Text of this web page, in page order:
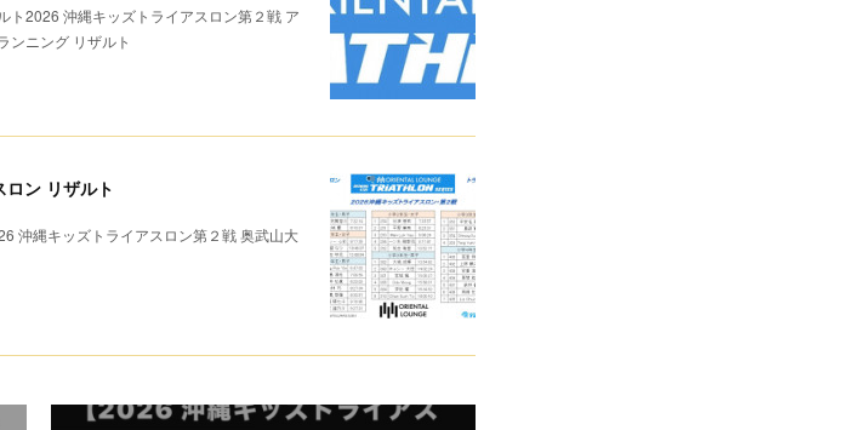
ト2026 沖縄キッズトライアスロン第２戦 ア
ンニング リザルト
ン リザルト
沖縄キッズトライアスロン第２戦 奥武山大